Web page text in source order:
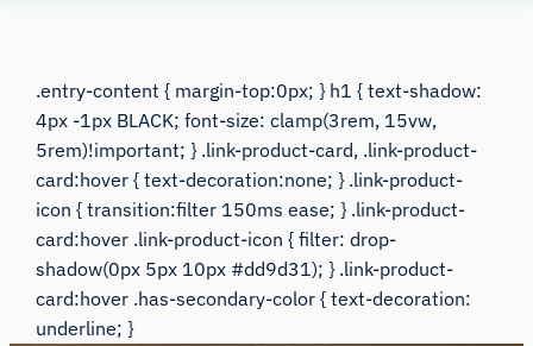
.entry-content { margin-top:0px; } h1 { text-shadow:
4px -1px BLACK; font-size: clamp(3rem, 15vw,
5rem)!important; } .link-product-card, .link-product-
card:hover { text-decoration:none; } .link-product-
icon { transition:filter 150ms ease; } .link-product-
card:hover .link-product-icon { filter: drop-
shadow(0px 5px 10px #dd9d31); } .link-product-
card:hover .has-secondary-color { text-decoration:
underline; }